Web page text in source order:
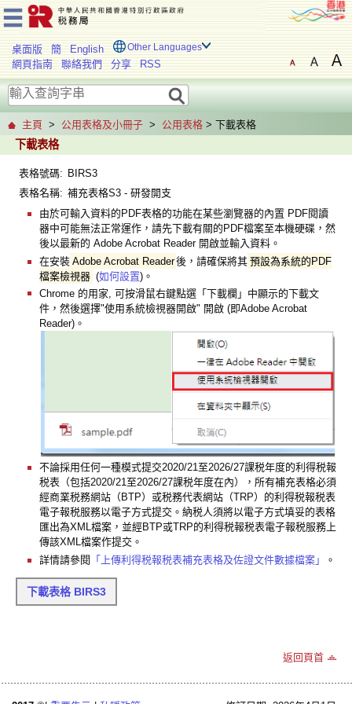
桌面版 簡 English Other Languages
網頁指南 聯絡我們 分享 RSS
主頁 > 公用表格及小冊子 > 公用表格 > 下載表格
下載表格
表格號碼: BIRS3
表格名稱: 補充表格S3 - 研發開支
由於可輸入資料的PDF表格的功能在某些瀏覽器的內置 PDF閱讀
器中可能無法正常運作，請先下載有關的PDF檔案至本機硬碟，然
後以最新的 Adobe Acrobat Reader 開啟並輸入資料。
在安裝 Adobe Acrobat Reader後，請確保將其 預設為系統的PDF
檔案檢視器 (如何設置)。
Chrome 的用家, 可按滑鼠右鍵點選「下載欄」中顯示的下載文
件，然後選擇"使用系統檢視器開啟" 開啟 (即Adobe Acrobat
Reader)。
不論採用任何一種模式提交2020/21至2026/27課税年度的利得税報
税表（包括2020/21至2026/27課税年度在內），所有補充表格必須
經商業税務網站（BTP）或税務代表網站（TRP）的利得税報税表
電子報税服務以電子方式提交。納税人須將以電子方式填妥的表格
匯出為XML檔案，並經BTP或TRP的利得税報税表電子報税服務上
傳該XML檔案作提交。
詳情請參閱 「上傳利得税報税表補充表格及佐證文件數據檔案」 。
下載表格 BIRS3
返回頁首